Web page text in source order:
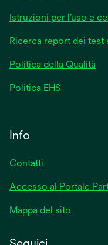
Istruzioni per l’uso e
Ricerca report dei test
Politica della Qualità
Politica EHS
Info
Contatti
Accesso al Portale
Mappa del sito